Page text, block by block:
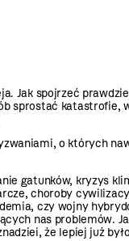
Jak spojrzeć
sprostać katastrofie,
o których
gatunków, kryzys
choroby
czy wojny
nas problemów.
że lepiej już